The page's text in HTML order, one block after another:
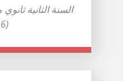
السنة الثانية
(16) سنة